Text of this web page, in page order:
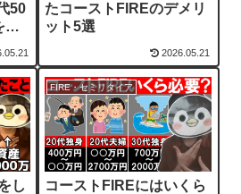
50
計
たコーストFIREのデメリ
ット5選
2026.05.21
し
FIRE・セミリタイア
コーストFIREにはいくら